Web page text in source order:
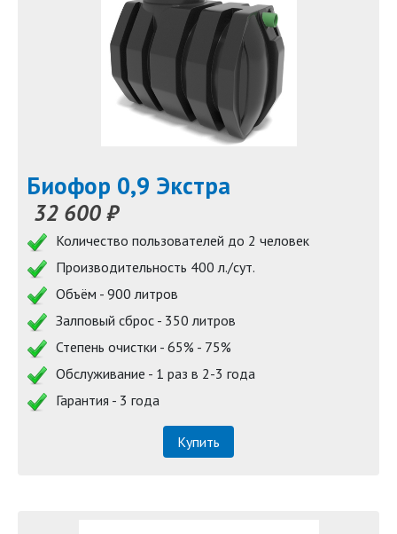
Биофор 0,9 Экстра
32 600 ₽
Количество пользователей до 2 человек
Производительность 400 л./сут.
Объём - 900 литров
Залповый сброс - 350 литров
Степень очистки - 65% - 75%
Обслуживание - 1 раз в 2-3 года
Гарантия - 3 года
Купить